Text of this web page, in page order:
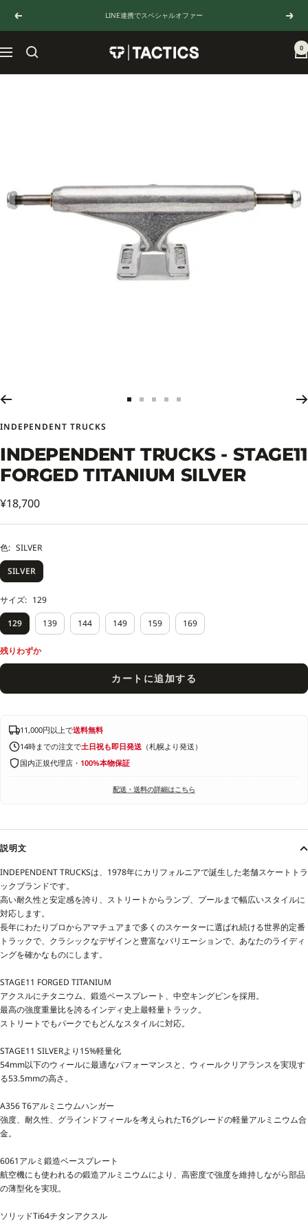
テ
ン
ツ
へ
戻
る
LINE連携でスペシャルオファー
次
へ
ナ
TACTICS
JAPAN
0
ス
ド
に
移
ス
ド
に
移
ス
ド
に
移
ス
ド
に
移
ス
ド
に
移
INDEPENDENT TRUCKS
INDEPENDENT TRUCKS - STAGE11
FORGED TITANIUM SILVER
セ
ー
価
格
¥18,700
色: SILVER
SILVER
サイズ: 129
129
139 144 149 159 169
残りわずか
カートに追加する
11,000円以上で送料無料
14時までの注文で土日祝も即日発送 （札幌より発送）
国内正規代理店・ 100%本物保証
配送・送料の詳細はこちら
説明文
INDEPENDENT TRUCKSは、1978年にカリフォルニアで誕生した老舗スケートトラ
ックブランドです。
高い耐久性と安定感を誇り、ストリートからランプ、プールまで幅広いスタイルに
対応します。
長年にわたりプロからアマチュアまで多くのスケーターに選ばれ続ける世界的定番
トラックで、クラシックなデザインと豊富なバリエーションで、あなたのライディ
ングを確かなものにします。
STAGE11 FORGED TITANIUM
アクスルにチタニウム、鍛造ベースプレート、中空キングピンを採用。
最高の強度重量比を誇るインディ史上最軽量トラック。
ストリートでもパークでもどんなスタイルに対応。
STAGE11 SILVERより15%軽量化
54mm以下のウィールに最適なパフォーマンスと、ウィールクリアランスを実現す
る53.5mmの高さ。
A356 T6アルミニウムハンガー
強度、耐久性、グラインドフィールを考えられたT6グレードの軽量アルミニウム合
金。
6061アルミ鍛造ベースプレート
航空機にも使われるの鍛造アルミニウムにより、高密度で強度を維持しながら部品
の薄型化を実現。
ソリッドTi64チタンアクスル